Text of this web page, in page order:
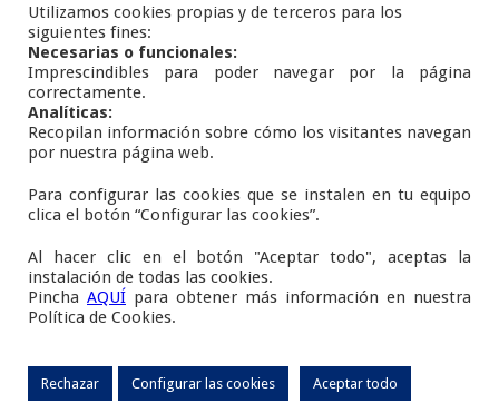
Carlos IV.
Aquí puedes hacer la ruta
con Strava.com:
Paseo del Colesterol
Plaza del Ayuntamiento, S/N.
42108AÑAVIEJA Soria
E.infoanavieja@gmail.com
www.añavieja.es
Copyright M. I. Ayuntamiento de Añavieja.AVISO LEGAL-
POLÍTICA DE PRIVACIDAD-POLÍTICA DE COOKIES
Utilizamos cookies propias y de terceros para los
siguientes fines:
Necesarias o funcionales:
Imprescindibles para poder navegar por la página
correctamente.
Analíticas:
Recopilan información sobre cómo los visitantes navegan
por nuestra página web.
Para configurar las cookies que se instalen en tu equipo
clica el botón “Configurar las cookies”.
Al hacer clic en el botón "Aceptar todo", aceptas la
instalación de todas las cookies.
Pincha AQUÍ para obtener más información en nuestra
Política de Cookies.
Rechazar Configurar las cookies Aceptar todo